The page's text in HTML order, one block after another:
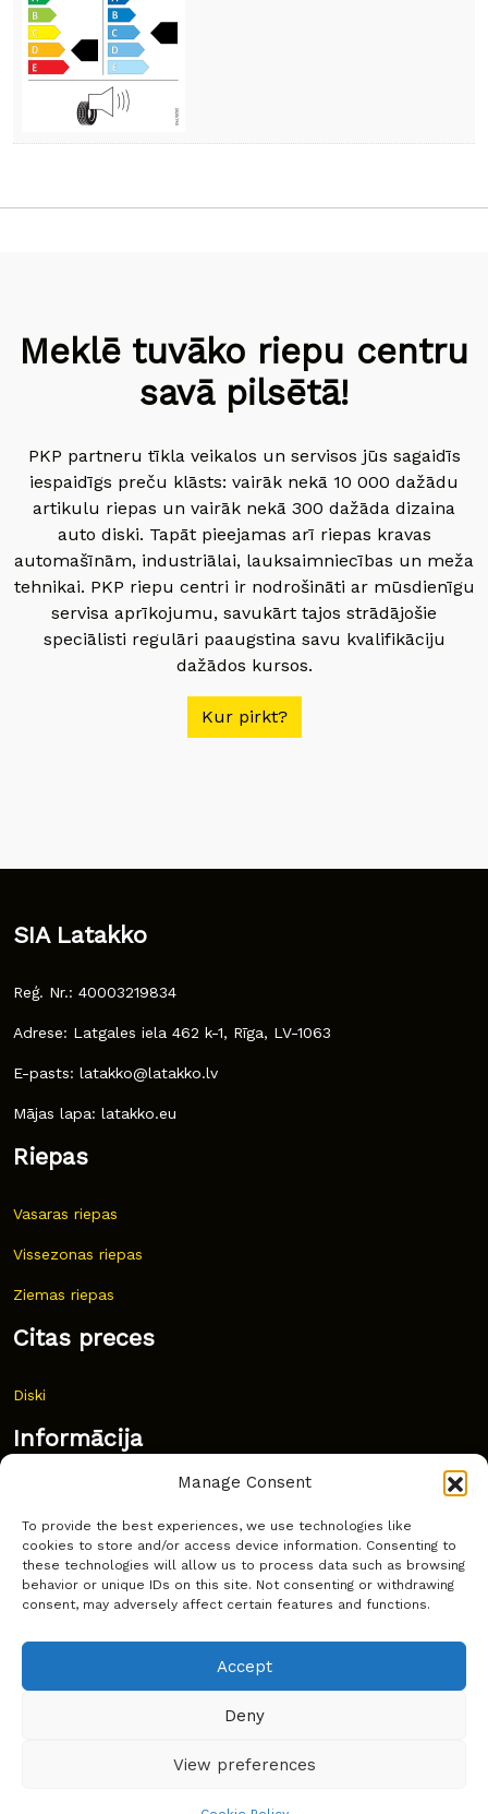
Manage Consent
To provide the best experiences, we use technologies like
cookies to store and/or access device information. Consenting to
these technologies will allow us to process data such as browsing
behavior or unique IDs on this site. Not consenting or withdrawing
consent, may adversely affect certain features and functions.
Accept
Deny
View preferences
Meklē tuvāko riepu centru
savā pilsētā!
PKP partneru tīkla veikalos un servisos jūs sagaidīs
iespaidīgs preču klāsts: vairāk nekā 10 000 dažādu
artikulu riepas un vairāk nekā 300 dažāda dizaina
auto diski. Tapāt pieejamas arī riepas kravas
automašīnām, industriālai, lauksaimniecības un meža
tehnikai. PKP riepu centri ir nodrošināti ar mūsdienīgu
servisa aprīkojumu, savukārt tajos strādājošie
speciālisti regulāri paaugstina savu kvalifikāciju
dažādos kursos.
Kur pirkt?
SIA Latakko
Reģ. Nr.: 40003219834
Adrese: Latgales iela 462 k-1, Rīga, LV-1063
E-pasts: latakko@latakko.lv
Mājas lapa: latakko.eu
Riepas
Vasaras riepas
Vissezonas riepas
Ziemas riepas
Citas preces
Diski
Informācija
Bieži uzdoti jautājumi
Kur pirkt?
Sīkdatņu politika
Copyright © Latakko 2024